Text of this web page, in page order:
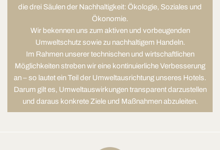
die drei Säulen der Nachhaltigkeit: Ökologie, Soziales und
Ökonomie.
Wir bekennen uns zum aktiven und vorbeugenden
Umweltschutz sowie zu nachhaltigem Handeln.
Im Rahmen unserer technischen und wirtschaftlichen
Möglichkeiten streben wir eine kontinuierliche Verbesserung
an – so lautet ein Teil der Umweltausrichtung unseres Hotels.
Darum gilt es, Umweltauswirkungen transparent darzustellen
und daraus konkrete Ziele und Maßnahmen abzuleiten.